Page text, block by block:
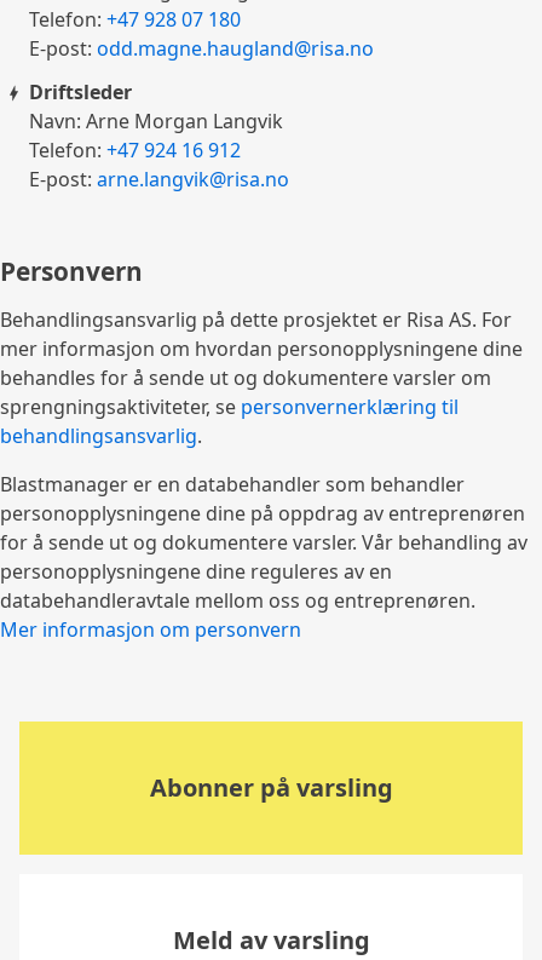
Telefon: +47 928 07 180
E-post: odd.magne.haugland@risa.no
Driftsleder
Navn: Arne Morgan Langvik
Telefon: +47 924 16 912
E-post: arne.langvik@risa.no
Personvern
Behandlingsansvarlig på dette prosjektet er Risa AS. For
mer informasjon om hvordan personopplysningene dine
behandles for å sende ut og dokumentere varsler om
sprengningsaktiviteter, se personvernerklæring til
behandlingsansvarlig.
Blastmanager er en databehandler som behandler
personopplysningene dine på oppdrag av entreprenøren
for å sende ut og dokumentere varsler. Vår behandling av
personopplysningene dine reguleres av en
databehandleravtale mellom oss og entreprenøren.
Mer informasjon om personvern
Abonner på varsling
Meld av varsling